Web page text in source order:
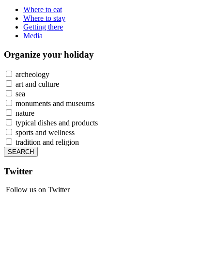
Where to eat
Where to stay
Getting there
Media
Organize your holiday
archeology
art and culture
sea
monuments and museums
nature
typical dishes and products
sports and wellness
tradition and religion
Twitter
Follow us on Twitter